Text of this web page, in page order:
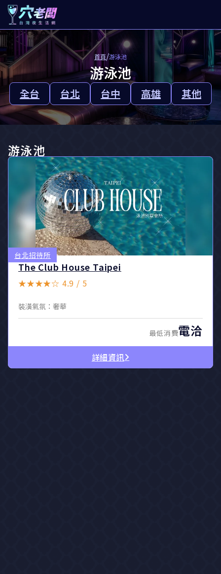
首頁/游泳池
游泳池
全台 台北 台中 高雄 其他
游泳池
台北招待所
The Club House Taipei
★★★★☆ 4.9 / 5
裝潢氣氛：奢華
最低消費電洽
詳細資訊